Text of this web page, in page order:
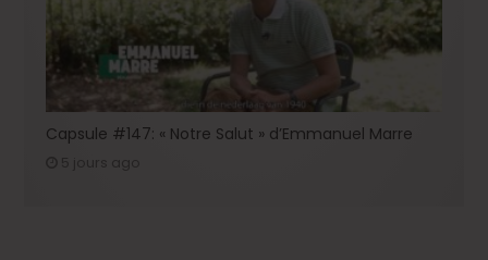
Capsule #147: « Notre Salut » d’Emmanuel Marre